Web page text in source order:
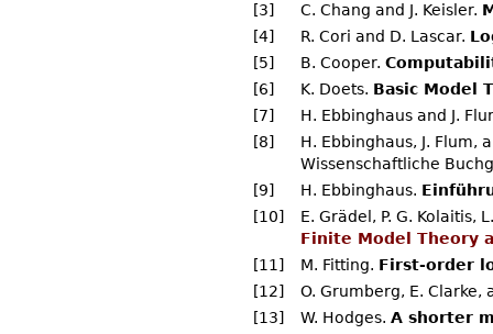
[3]
C. Chang and J. Keisler.
[4]
R. Cori and D. Lascar.
[5]
B. Cooper.
[6]
K. Doets. Basic Model
[7]
H. Ebbinghaus and J.
[8]
H. Ebbinghaus, J. Flum,
Wissenschaftliche
[9]
H. Ebbinghaus.
[10]
E. Grädel, P. G. Kolaitis,
Finite Model Theory
[11]
M. Fitting. First-order
[12]
O. Grumberg, E. Clarke,
[13]
W. Hodges. A shorter